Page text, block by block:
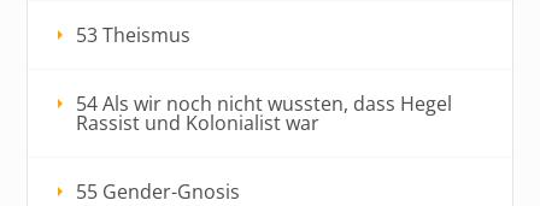
53 Theismus
54 Als wir noch nicht wussten, dass Hegel
Rassist und Kolonialist war
55 Gender-Gnosis